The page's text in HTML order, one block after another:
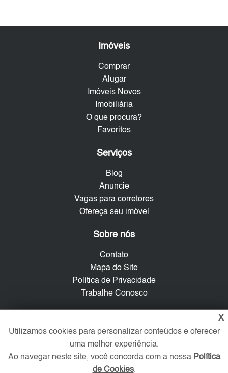
Imóveis
Comprar
Alugar
Imóveis Novos
Imobiliária
O que procura?
Favoritos
Serviços
Blog
Anuncie
Vagas para corretores
Ofereça seu imóvel
Sobre nós
Contato
Mapa do Site
Política de Privacidade
Trabalhe Conosco
Redes Sociais
X
Utilizamos cookies para personalizar conteúdos e oferecer
uma melhor experiência.
Ao navegar neste site, você concorda com a nossa Política
de Cookies.